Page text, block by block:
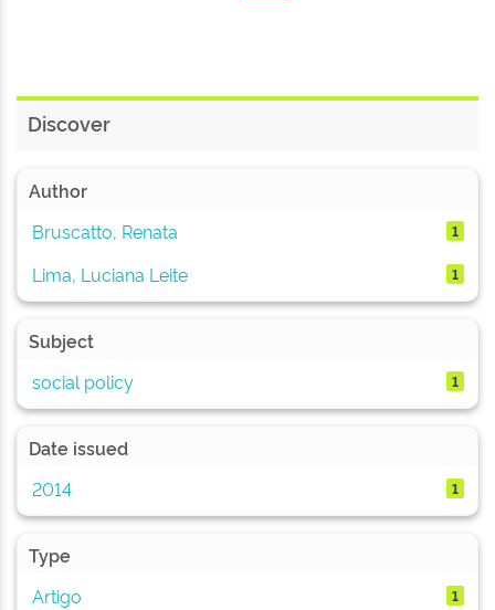
Discover
Author
Bruscatto, Renata
1
Lima, Luciana Leite 1
Subject
social policy
1
Date issued
2014
1
Type
Artigo
1